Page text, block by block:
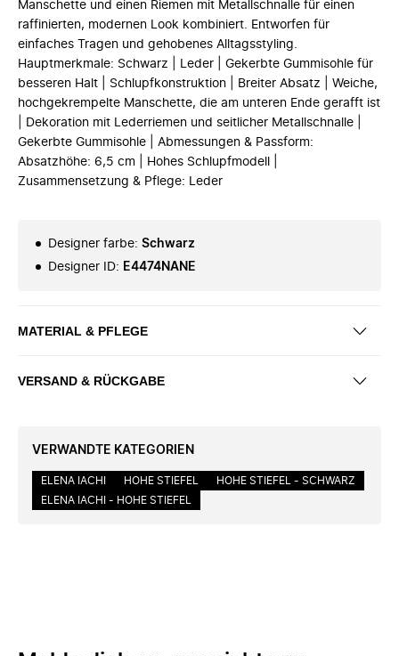
Manschette und einen Riemen mit Metallschnalle für einen
raffinierten, modernen Look kombiniert. Entworfen für
einfaches Tragen und gehobenes Alltagsstyling.
Hauptmerkmale: Schwarz | Leder | Gekerbte Gummisohle für
besseren Halt | Schlupfkonstruktion | Breiter Absatz | Weiche,
hochgekrempelte Manschette, die am unteren Ende gerafft ist
| Dekoration mit Lederriemen und seitlicher Metallschnalle |
Gekerbte Gummisohle | Abmessungen & Passform:
Absatzhöhe: 6,5 cm | Hohes Schlupfmodell |
Zusammensetzung & Pflege: Leder
Designer farbe: Schwarz
Designer ID: E4474NANE
MATERIAL & PFLEGE
VERSAND & RÜCKGABE
VERWANDTE KATEGORIEN
ELENA IACHI HOHE STIEFEL
HOHE STIEFEL - SCHWARZ
ELENA IACHI - HOHE STIEFEL